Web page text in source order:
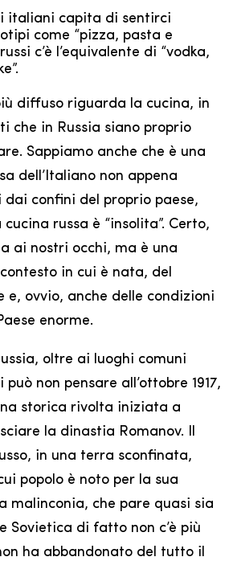
italiani capita di sentirci
come “pizza, pasta e
c’è l’equivalente di “vodka,
diffuso riguarda la cucina, in
che in Russia siano proprio
Sappiamo anche che è una
dell’Italiano non appena
confini del proprio paese,
russa è “insolita”. Certo,
ai nostri occhi, ma è una
in cui è nata, del
e, ovvio, anche delle condizioni
enorme.
oltre ai luoghi comuni
non pensare all’ottobre 1917,
storica rivolta iniziata a
la dinastia Romanov. Il
in una terra sconfinata,
popolo è noto per la sua
malinconia, che pare quasi sia
Sovietica di fatto non c’è più
ha abbandonato del tutto il